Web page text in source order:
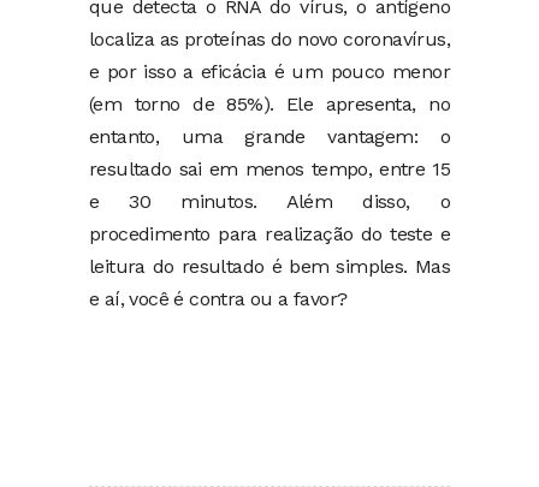
que detecta o RNA do vírus, o antígeno
localiza as proteínas do novo coronavírus,
e por isso a eficácia é um pouco menor
(em torno de 85%). Ele apresenta, no
entanto, uma grande vantagem: o
resultado sai em menos tempo, entre 15
e 30 minutos. Além disso, o
procedimento para realização do teste e
leitura do resultado é bem simples. Mas
e aí, você é contra ou a favor?